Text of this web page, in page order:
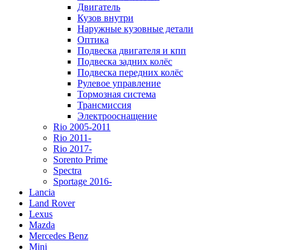
Двигатель
Кузов внутри
Наружные кузовные детали
Оптика
Подвеска двигателя и кпп
Подвеска задних колёс
Подвеска передних колёс
Рулевое управление
Тормозная система
Трансмиссия
Электрооснащение
Rio 2005-2011
Rio 2011-
Rio 2017-
Sorento Prime
Spectra
Sportage 2016-
Lancia
Land Rover
Lexus
Mazda
Mercedes Benz
Mini